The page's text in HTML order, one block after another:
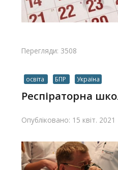
Перегляди: 3508
освіта БПР Україна
Респіраторна
Опубліковано: 15 квіт. 2021